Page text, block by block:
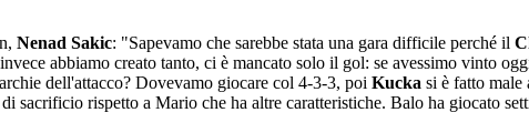
Nenad Sakic: "Sapevamo che sarebbe stata una gara difficile perché il
abbiamo creato tanto, ci è mancato solo il gol: se avessimo vinto
dell'attacco? Dovevamo giocare col 4-3-3, poi Kucka si è fatto male
sacrificio rispetto a Mario che ha altre caratteristiche. Balo ha giocato